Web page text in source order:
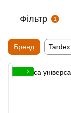
Фільтр 1
Бренд Tardex
3